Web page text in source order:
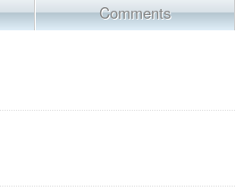
测，孤独一人，整日陪伴着他就是那
刀比生命更重要，飞刀能斩奸除恶，更
暴射出鲜血的快感。
20万美元要他去杀陈进才，李飞受财索
柳春莲的丈夫，而且是陈建明的亲哥
想继承本应该属于陈进才的2亿多元的
却招来陈建明杀人灭口的追杀令，李飞
谋
Comments